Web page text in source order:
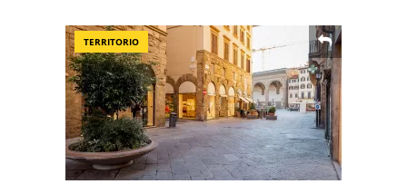
TERRITORIO